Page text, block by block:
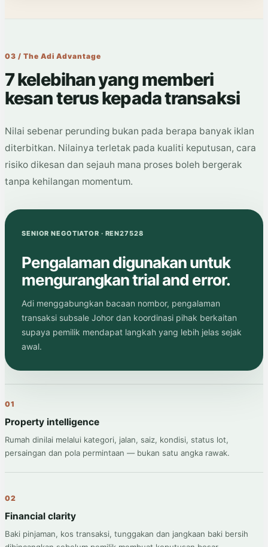
03 / The Adi Advantage
7 kelebihan yang memberi
kesan terus kepada transaksi
Nilai sebenar perunding bukan pada berapa banyak iklan
diterbitkan. Nilainya terletak pada kualiti keputusan, cara
risiko dikesan dan sejauh mana proses boleh bergerak
tanpa kehilangan momentum.
SENIOR NEGOTIATOR · REN27528
Pengalaman digunakan untuk
mengurangkan trial and error.
Adi menggabungkan bacaan nombor, pengalaman
transaksi subsale Johor dan koordinasi pihak berkaitan
supaya pemilik mendapat langkah yang lebih jelas sejak
awal.
01
Property intelligence
Rumah dinilai melalui kategori, jalan, saiz, kondisi, status lot,
persaingan dan pola permintaan — bukan satu angka rawak.
02
Financial clarity
Baki pinjaman, kos transaksi, tunggakan dan jangkaan baki bersih